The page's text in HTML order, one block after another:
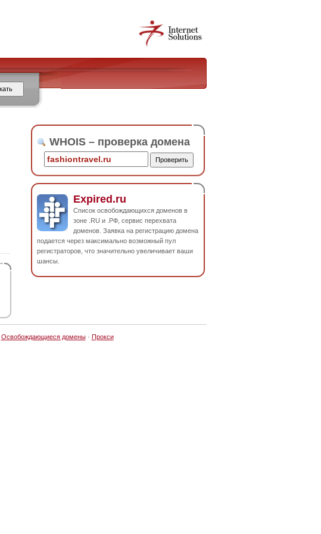
WHOIS – проверка домена
Expired.ru
Список освобождающихся доменов в
зоне .RU и .РФ, сервис перехвата
доменов. Заявка на регистрацию домена
подается через максимально возможный пул
регистраторов, что значительно увеличивает ваши
шансы.
Освобождающиеся домены· Прокси